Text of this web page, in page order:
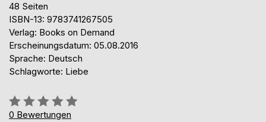
48 Seiten
ISBN-13: 9783741267505
Verlag: Books on Demand
Erscheinungsdatum: 05.08.2016
Sprache: Deutsch
Schlagworte: Liebe
Bewertung::
0%
0 Bewertungen